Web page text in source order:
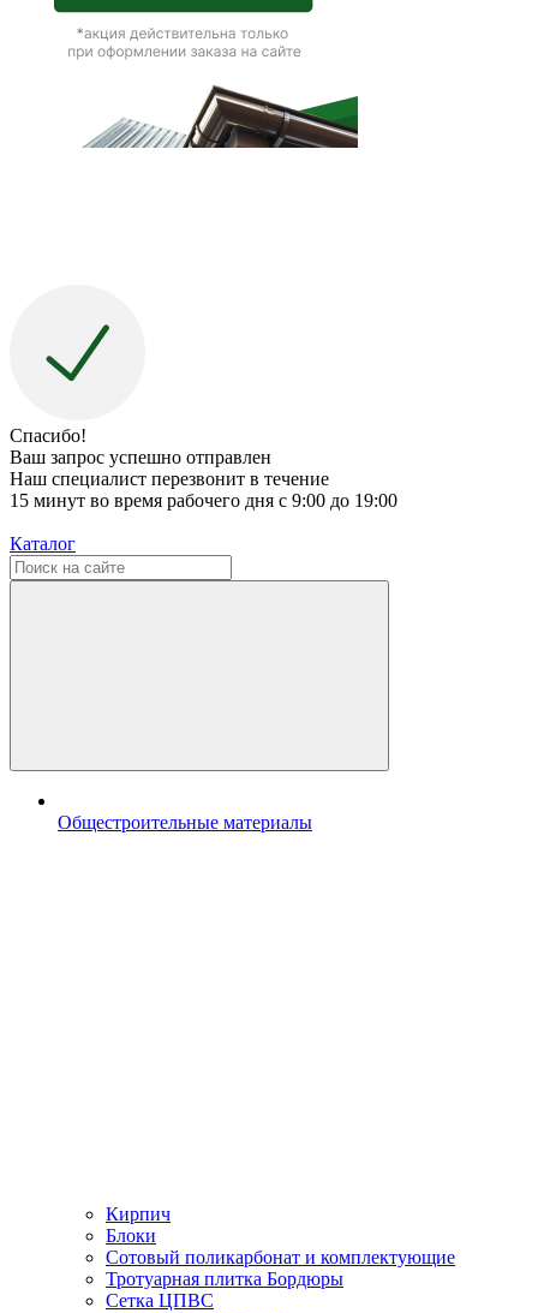
Спасибо!
Ваш запрос успешно отправлен
Наш специалист перезвонит в течение
15 минут во время рабочего дня с 9:00 до 19:00
Каталог
Общестроительные материалы
Кирпич
Блоки
Сотовый поликарбонат и комплектующие
Тротуарная плитка Бордюры
Сетка ЦПВС